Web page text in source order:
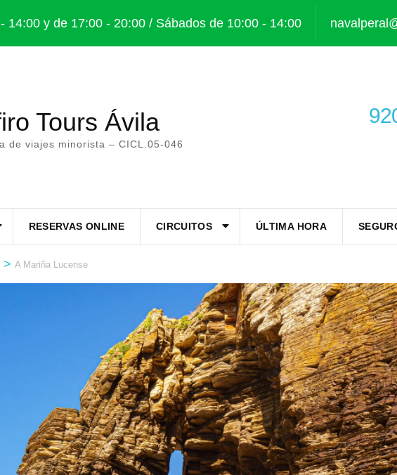
14:00 y de 17:00 - 20:00 / Sábados de 10:00 - 14:00
Tours Ávila
de viajes minorista – CICL.05-046
RESERVAS ONLINE CIRCUITOS ÚLTIMA HORA
> A Mariña Lucense